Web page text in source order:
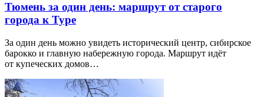
Тюмень за один день: маршрут от старого
города к Туре
За один день можно увидеть исторический центр, сибирское
барокко и главную набережную города. Маршрут идёт
от купеческих домов…